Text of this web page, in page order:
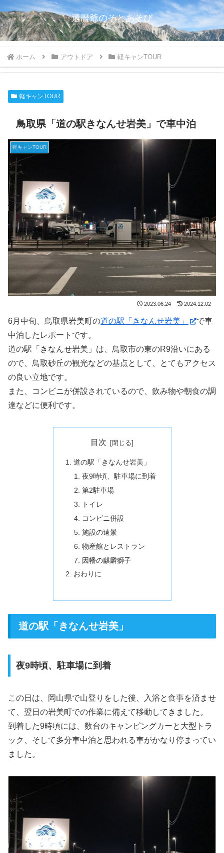
還暦爺のそとあそび
ホーム アウトドア 軽キャンTOUR
軽キャンTOUR
鳥取県「道の駅きなんせ岩美」で車中泊
軽キャンTOUR
2023.06.24 2024.12.02
6月中旬、鳥取県岩美町の道の駅「きなんせ岩美」
で車
中泊したレポートです。
道の駅「きなんせ岩美」は、鳥取市の東のR9沿いにある
ので、鳥取砂丘の観光などの基点として、とてもアクセス
の良い立地です。
また、コンビニが併設されているので、飲み物や朝食の調
達などに便利です。
目次
道の駅「きなんせ岩美」
夜9時頃、駐車場に到着
第2駐車場
トイレ
コンビニ併設
施設の遠景
物産館とレストラン
因幡の麒麟獅子
おわりに
道の駅「きなんせ岩美」
夜9時頃、駐車場に到着
この日は、岡山県で山登りをした後、入浴と食事を済ませ
て、翌日の岩美町での作業に備えて移動してきました。
到着した9時頃には、数台のキャンピングカーと大型トラ
ック、そして多分車中泊と思われる車がかなり停まってい
ました。